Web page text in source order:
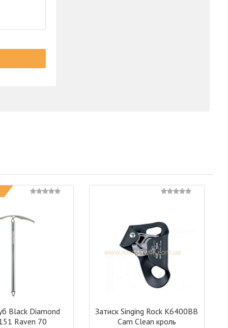
Black Diamond
Raven 70
Затиск Singing Rock K6400BB
Cam Clean кроль